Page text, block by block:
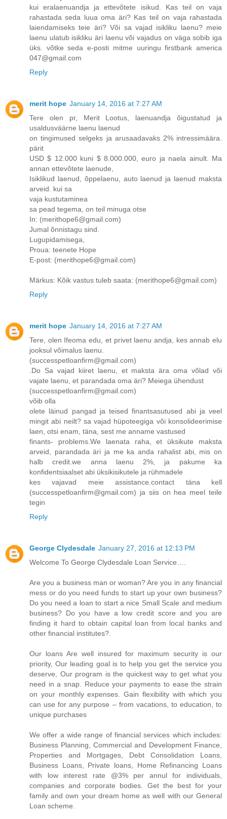
kui eralaenuandja ja ettevõtete isikud. Kas teil on vaja
rahastada seda luua oma äri? Kas teil on vaja rahastada
laiendamiseks teie äri? Või sa vajad isikliku laenu? meie
laenu ulatub isikliku äri laenu või vajadus on väga sobib iga
üks. võtke seda e-posti mitme uuringu firstbank america
047@gmail.com
Reply
merit hope January 14, 2016 at 7:27 AM
Tere olen pr, Merit Lootus, laenuandja õigustatud ja
usaldusväärne laenu laenud
on tingimused selgeks ja arusaadavaks 2% intressimäära.
pärit
USD $ 12.000 kuni $ 8.000.000, euro ja naela ainult. Ma
annan ettevõtete laenude,
Isiklikud laenud, õppelaenu, auto laenud ja laenud maksta
arveid. kui sa
vaja kustutaminea
sa pead tegema, on teil minuga otse
In: (merithope6@gmail.com)
Jumal õnnistagu sind.
Lugupidamisega,
Proua: teenete Hope
E-post: (merithope6@gmail.com)
Märkus: Kõik vastus tuleb saata: (merithope6@gmail.com)
Reply
merit hope January 14, 2016 at 7:27 AM
Tere, olen Ifeoma edu, et privet laenu andja, kes annab elu
jooksul võimalus laenu.
(successpetloanfirm@gmail.com)
.Do Sa vajad kiiret laenu, et maksta ära oma võlad või
vajate laenu, et parandada oma äri? Meiega ühendust
(successpetloanfirm@gmail.com)
võib olla
olete läinud pangad ja teised finantsasutused abi ja veel
mingit abi neilt? sa vajad hüpoteegiga või konsolideerimise
laen, otsi enam, täna, sest me anname vastused
finants- problems.We laenata raha, et üksikute maksta
arveid, parandada äri ja me ka anda rahalist abi, mis on
halb credit.we anna laenu 2%, ja pakume ka
konfidentsiaalset abi üksikisikutele ja rühmadele
kes vajavad meie assistance.contact täna kell
(successpetloanfirm@gmail.com) ja siis on hea meel teile
tegin
Reply
George Clydesdale January 27, 2016 at 12:13 PM
Welcome To George Clydesdale Loan Service….
Are you a business man or woman? Are you in any financial
mess or do you need funds to start up your own business?
Do you need a loan to start a nice Small Scale and medium
business? Do you have a low credit score and you are
finding it hard to obtain capital loan from local banks and
other financial institutes?.
Our loans Are well insured for maximum security is our
priority, Our leading goal is to help you get the service you
deserve, Our program is the quickest way to get what you
need in a snap. Reduce your payments to ease the strain
on your monthly expenses. Gain flexibility with which you
can use for any purpose – from vacations, to education, to
unique purchases
We offer a wide range of financial services which includes:
Business Planning, Commercial and Development Finance,
Properties and Mortgages, Debt Consolidation Loans,
Business Loans, Private loans, Home Refinancing Loans
with low interest rate @3% per annul for individuals,
companies and corporate bodies. Get the best for your
family and own your dream home as well with our General
Loan scheme.